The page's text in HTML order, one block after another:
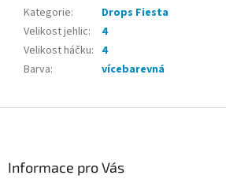
Kategorie:
Drops Fiesta
Velikost jehlic:
4
Velikost háčku: 4
Barva: vícebarevná
Informace pro Vás